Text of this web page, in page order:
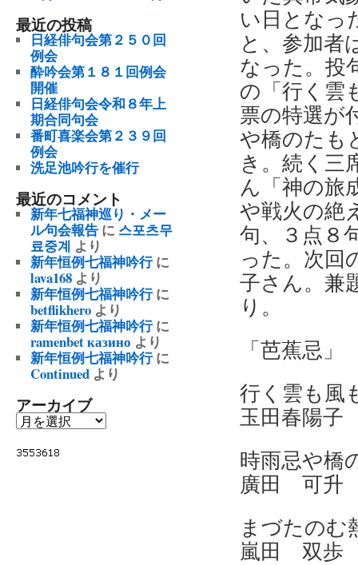
い日となっ
と、参加者
なった。投
の「行く雲
票の特選が
や橋のたも
き。続く三
ん「神の旅
や戦火の絶
句、３点８
った。次回
子さん。兼
り。
「芭蕉忌」
行く
玉田春陽子
時雨
廣田 可升
まづ
嵐田 双歩
最近の投稿
日経俳句会第２５０回
例会
酔吟会第１８１回例会
開催
日経俳句会令和８年上
期合同句会
番町喜楽会第２３９回
例会
洗足池吟行を催行
最近のコメント
新年七福神巡り・メー
ル句会報告 に 스포츠무
료중계 より
新年恒例七福神吟行に
lava168 より
新年恒例七福神吟行に
betflikhero より
新年恒例七福神吟行に
ramenbet казино より
新年恒例七福神吟行に
Continued より
アーカイブ